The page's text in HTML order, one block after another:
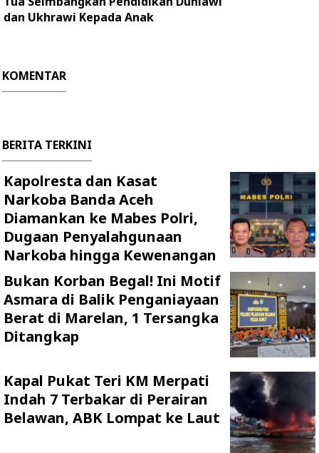
dan Ukhrawi Kepada Anak
KOMENTAR
BERITA TERKINI
Kapolresta dan Kasat
Narkoba Banda Aceh
Diamankan ke Mabes Polri,
Dugaan Penyalahgunaan
Narkoba hingga Kewenangan
Bukan Korban Begal! Ini Motif
Asmara di Balik Penganiayaan
Berat di Marelan, 1 Tersangka
Ditangkap
Kapal Pukat Teri KM Merpati
Indah 7 Terbakar di Perairan
Belawan, ABK Lompat ke Laut